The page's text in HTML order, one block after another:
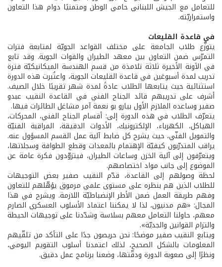
للتعامل مع الجيش اللبناني حامي الوطن ومتمنيًا دوام هذا التعاون
واستمراريّته.
في قاعدة القليعات
يتوزّع طلاب الجامعة على مختلف القواعد الجويّة لمتابعة فترات
التمرّس ضمن التعاون بين معهد الطيران والقوات الجوية. وقد تابع
في الآونة الأخيرة ثلاثة تلامذة من قسم الهندسة الميكانيكيّة فترة
تدريب لمدة أسبوعَين في قاعدة القليعات الجوية، واعتُبرت هذه الدورة
استثنائية حيث يتابعها الطلاب عادةً لمدة شهر تقريبًا خلال الصيف.
أشرف على تدريبهم قائد الجناح الفني في القاعدة النقيب عبدو
صفير وساعده الملازم الأول بيارو بو نعمة آمر مشاغل الطائرات فيها.
يتعرّف الطلاب في هذه الدورة إلى: أقسام الجناح الفني، المحركات،
الهياكل، الكهرباء، الإلكترونيك، الأدوات الدقيقة، المراقبة الفنيّة
والتمويل الفنّي، حيث يشرح كل ضابط آلية عمل القسم المسؤول عنه.
يراقب المتدرّبون كيفيّة الإهتمام بالمعدات وقطع الطوافة وسجلاتها،
ويتعرّفون إلى آلية الخزن وساعات الطيران، فيتزوّدون فكرة عامة عن
الموضوع إلى جانب مواد اختصاصهم.
لحظة وصولهم إلى القاعدة، قدّم النقيب صفير بعض التوجيهات
للطلاب الذين هم بنظره على مستوى علمي مرموق يؤهّلهم للتعاون
وفهم طريقة العمل ضمن الأطر الإنضباطيّة اللازمة. ويشرح في هذا
المجال: «هم مدنيون، لذا لا يمكننا اعتماد الأسلوب العسكري الصارم
معهم، حاولنا التعامل معهم بسلاسة وشدّدنا على توجيهات الحيطة
والتزام القوانين والجديّة».
ويتابع النقيب صفير موضحًا: نحن حريصون جدًا على التأكد من تلقّيهم
المعلومات بالشكل الصحيح، لذلك اعتمدنا أسلوب التقويم اليومي،
ونظرًا إلى صعوبة الدورة ودقّتها، وضعنا برنامج عمل دقيق.